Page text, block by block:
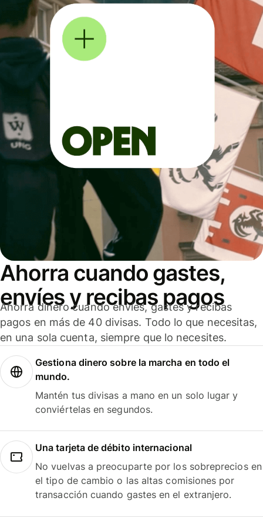
Ahorra cuando gastes,
envíes y recibas pagos
Ahorra dinero cuando envíes, gastes y recibas
pagos en más de 40 divisas. Todo lo que necesitas,
en una sola cuenta, siempre que lo necesites.
Gestiona dinero sobre la marcha en todo el
mundo.
Mantén tus divisas a mano en un solo lugar y
conviértelas en segundos.
Una tarjeta de débito internacional
No vuelvas a preocuparte por los sobreprecios en
el tipo de cambio o las altas comisiones por
transacción cuando gastes en el extranjero.